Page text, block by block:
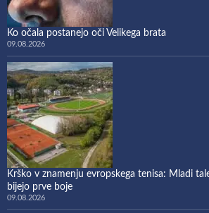
Ko očala postanejo oči Velikega brata
09.08.2026
Krško v znamenju evropskega tenisa: Mladi
bijejo prve boje
09.08.2026